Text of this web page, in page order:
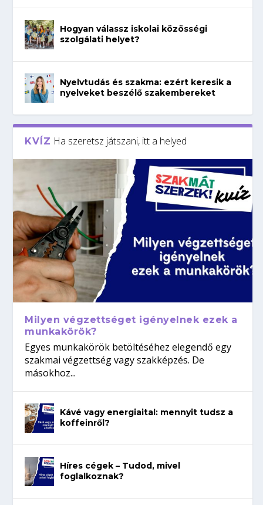
Hogyan válassz iskolai közösségi
szolgálati helyet?
Nyelvtudás és szakma: ezért keresik a
nyelveket beszélő szakembereket
KVÍZ Ha szeretsz játszani, itt a helyed
Milyen végzettséget igényelnek ezek a
munkakörök?
Egyes munkakörök betöltéséhez elegendő egy
szakmai végzettség vagy szakképzés. De
másokhoz...
Kávé vagy energiaital: mennyit tudsz a
koffeinről?
Híres cégek – Tudod, mivel
foglalkoznak?